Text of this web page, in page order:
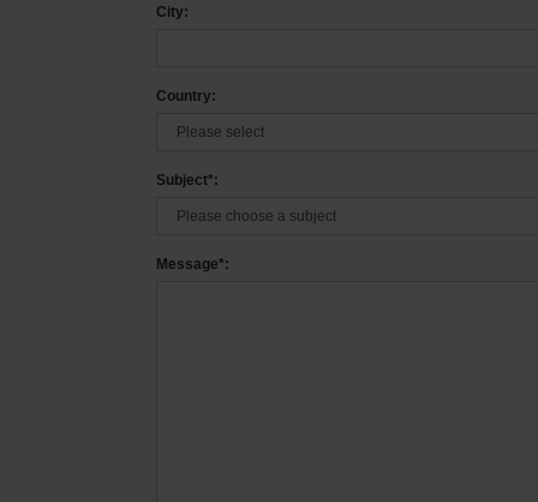
City:
Country:
Subject*:
Message*: